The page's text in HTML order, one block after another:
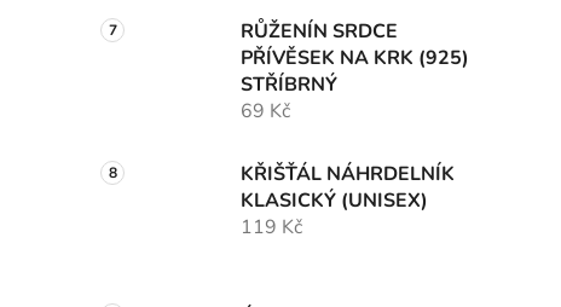
RŮŽENÍN SRDCE
PŘÍVĚSEK NA KRK (925)
STŘÍBRNÝ
69 Kč
KŘIŠŤÁL NÁHRDELNÍK
KLASICKÝ (UNISEX)
119 Kč